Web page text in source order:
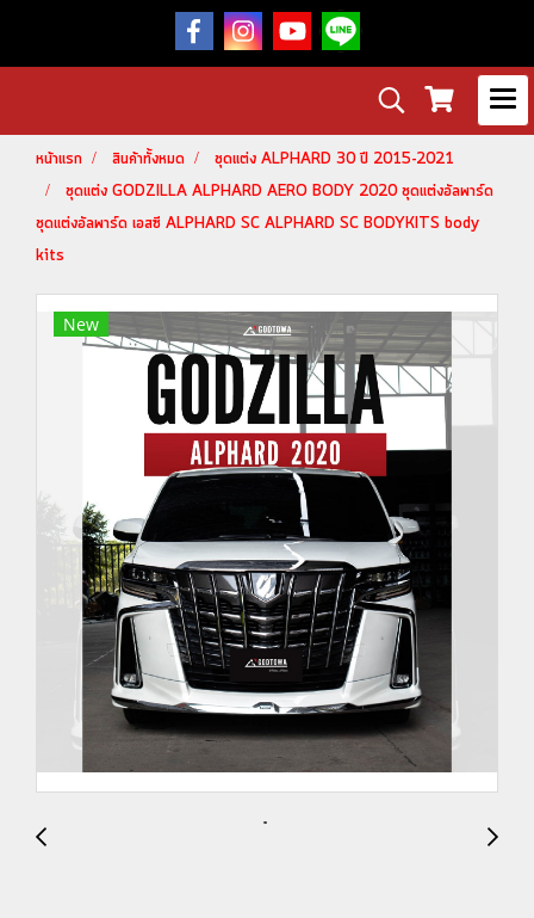
หน้าแรก สินค้าทั้งหมด
ชุดแต่ง ALPHARD 30 ปี 2015-2021
ชุดแต่ง GODZILLA ALPHARD AERO BODY 2020 ชุดแต่งอัลพาร์ด
ชุดแต่งอัลพาร์ด เอสซี ALPHARD SC ALPHARD SC BODYKITS body
kits
New